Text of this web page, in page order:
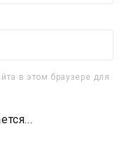
в этом браузере для